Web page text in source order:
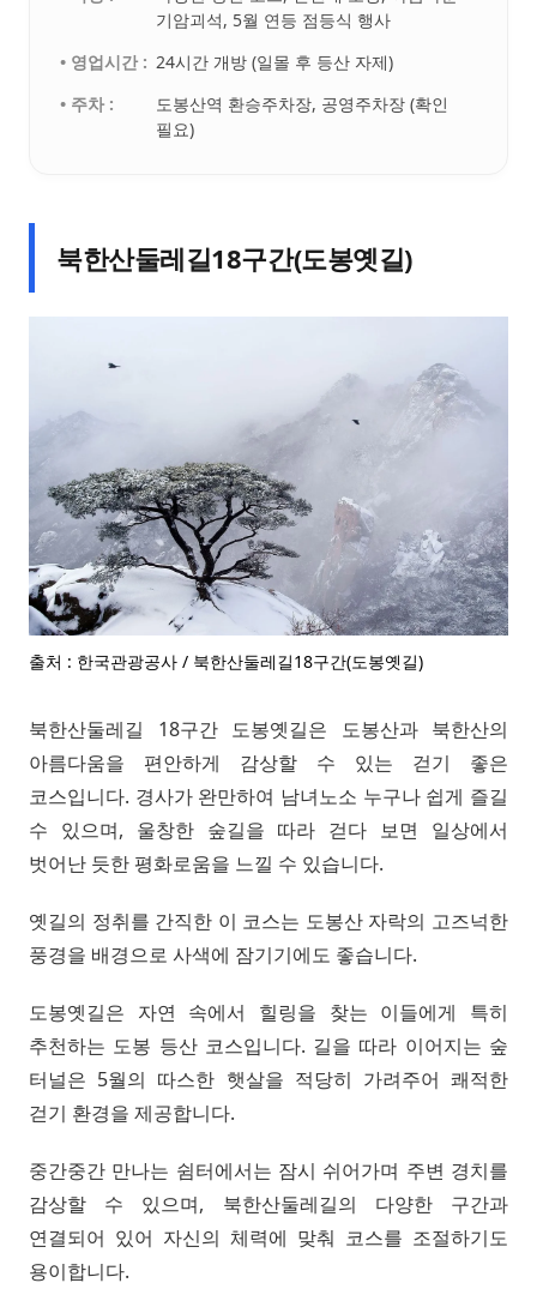
기암괴석, 5월 연등 점등식 행사
• 영업시간 : 24시간 개방 (일몰 후 등산 자제)
• 주차 :
도봉산역 환승주차장, 공영주차장 (확인
필요)
북한산둘레길18구간(도봉옛길)
출처 : 한국관광공사 / 북한산둘레길18구간(도봉옛길)
북한산둘레길 18구간 도봉옛길은 도봉산과 북한산의
아름다움을 편안하게 감상할 수 있는 걷기 좋은
코스입니다. 경사가 완만하여 남녀노소 누구나 쉽게 즐길
수 있으며, 울창한 숲길을 따라 걷다 보면 일상에서
벗어난 듯한 평화로움을 느낄 수 있습니다.
옛길의 정취를 간직한 이 코스는 도봉산 자락의 고즈넉한
풍경을 배경으로 사색에 잠기기에도 좋습니다.
도봉옛길은 자연 속에서 힐링을 찾는 이들에게 특히
추천하는 도봉 등산 코스입니다. 길을 따라 이어지는 숲
터널은 5월의 따스한 햇살을 적당히 가려주어 쾌적한
걷기 환경을 제공합니다.
중간중간 만나는 쉼터에서는 잠시 쉬어가며 주변 경치를
감상할 수 있으며, 북한산둘레길의 다양한 구간과
연결되어 있어 자신의 체력에 맞춰 코스를 조절하기도
용이합니다.